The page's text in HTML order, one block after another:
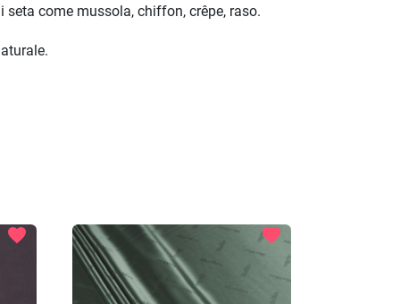
seta come mussola, chiffon, crêpe, raso.
favorite favorite